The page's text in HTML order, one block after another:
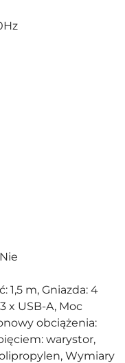
1,5 m, Gniazda: 4
x USB-A, Moc
obciążenia:
warystor,
Wymiary